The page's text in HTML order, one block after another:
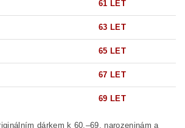
61 LET
63 LET
65 LET
67 LET
69 LET
dárkem k 60.–69. narozeninám a